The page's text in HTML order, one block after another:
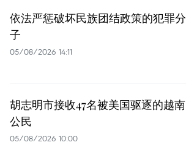
依法严惩破坏民族团结政策的犯罪分
子
05/08/2026 14:11
胡志明市接收47名被美国驱逐的越南
公民
05/08/2026 10:00